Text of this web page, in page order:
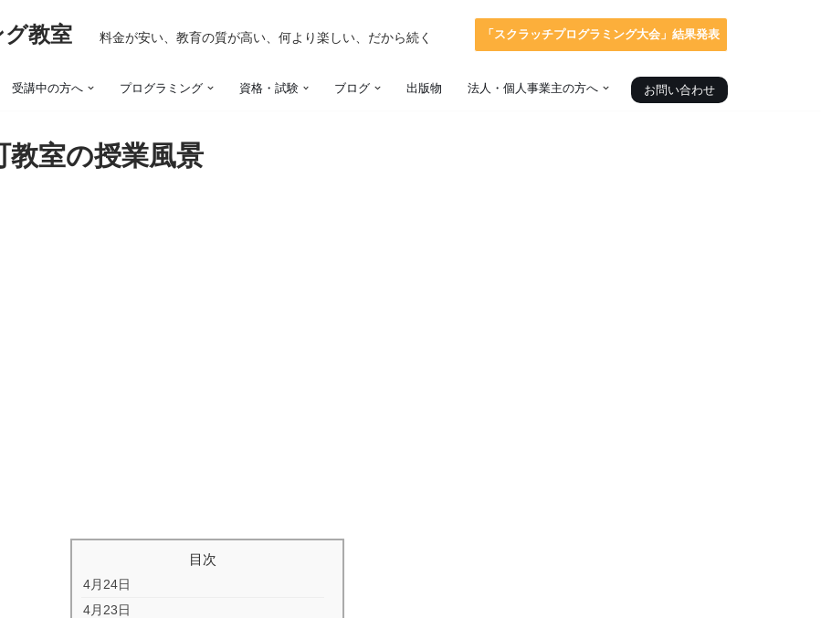
教室 料金が安い、教育の質が高い、何より楽しい、だから続く 「スクラッチプログラミング大会」結果発表
受講中の方へ プログラミング 資格・試験 ブログ 出版物 法人・個人事業主の方へ お問い合わせ
教室の授業風景
目次
4月24日
4月23日